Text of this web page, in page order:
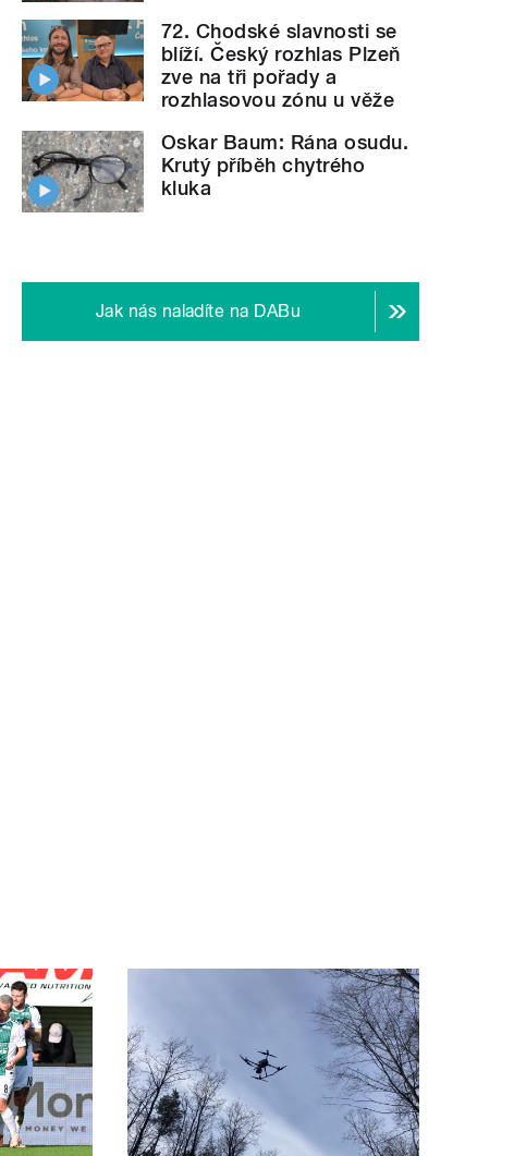
72. Chodské slavnosti se
blíží. Český rozhlas Plzeň
zve na tři pořady a
rozhlasovou zónu u věže
Oskar Baum: Rána osudu.
Krutý příběh chytrého
kluka
Jak nás naladíte na DABu